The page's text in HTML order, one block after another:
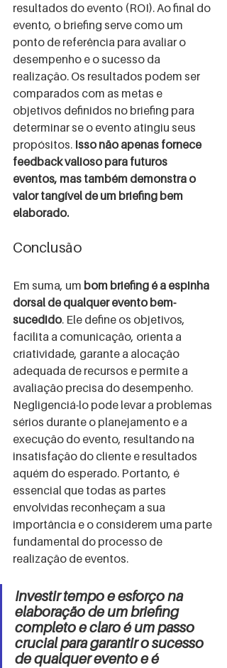
resultados do evento (ROI). Ao final do
evento, o briefing serve como um
ponto de referência para avaliar o
desempenho e o sucesso da
realização. Os resultados podem ser
comparados com as metas e
objetivos definidos no briefing para
determinar se o evento atingiu seus
propósitos. Isso não apenas fornece
feedback valioso para futuros
eventos, mas também demonstra o
valor tangível de um briefing bem
elaborado.
Conclusão
Em suma, um bom briefing é a espinha
dorsal de qualquer evento bem-
sucedido. Ele define os objetivos,
facilita a comunicação, orienta a
criatividade, garante a alocação
adequada de recursos e permite a
avaliação precisa do desempenho.
Negligenciá-lo pode levar a problemas
sérios durante o planejamento e a
execução do evento, resultando na
insatisfação do cliente e resultados
aquém do esperado. Portanto, é
essencial que todas as partes
envolvidas reconheçam a sua
importância e o considerem uma parte
fundamental do processo de
realização de eventos.
Investir tempo e esforço na
elaboração de um briefing
completo e claro é um passo
crucial para garantir o sucesso
de qualquer evento e é